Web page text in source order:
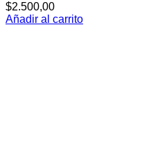
$2.500,00
Añadir al carrito